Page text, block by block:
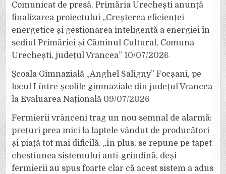
Comunicat de presă. Primăria Urechești anunță
finalizarea proiectului „Creșterea eficienței
energetice și gestionarea inteligentă a energiei în
sediul Primăriei și Căminul Cultural, Comuna
Urechești, județul Vrancea” 10/07/2026
Școala Gimnazială „Anghel Saligny” Focșani, pe
locul I între școlile gimnaziale din județul Vrancea
la Evaluarea Națională 09/07/2026
Fermierii vrânceni trag un nou semnal de alarmă:
prețuri prea mici la laptele vândut de producători
și piață tot mai dificilă. „În plus, se repune pe tapet
chestiunea sistemului anti-grindină, deși
fermierii au spus foarte clar că acest sistem a adus